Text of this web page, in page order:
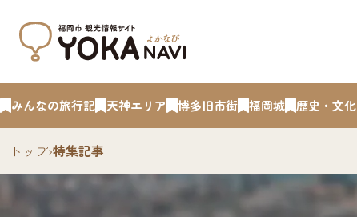
みんなの旅行記 天神エリア 博多旧市街 福岡城 歴史・文化
トップ›特集記事